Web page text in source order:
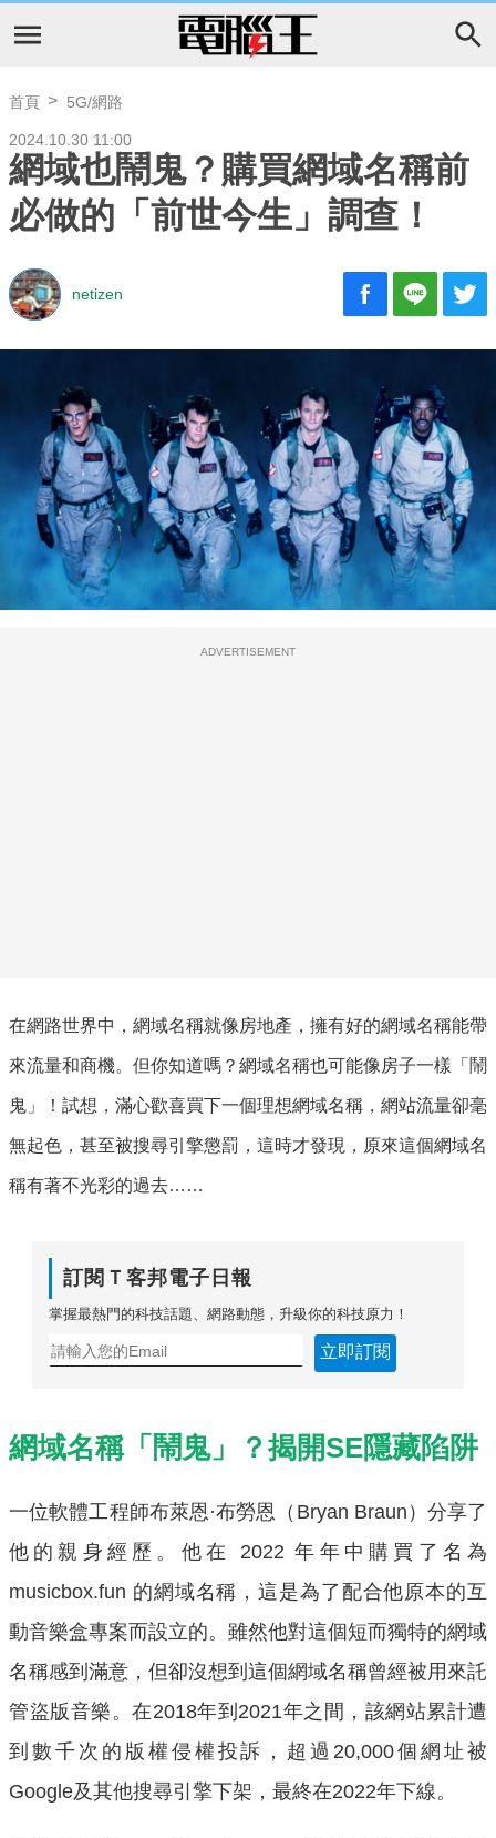
首頁 5G/網路
2024.10.30 11:00
網域也鬧鬼？購買網域名稱前
必做的「前世今生」調查！
netizen
ADVERTISEMENT
在網路世界中，網域名稱就像房地產，擁有好的網域名稱能帶
來流量和商機。但你知道嗎？網域名稱也可能像房子一樣「鬧
鬼」！試想，滿心歡喜買下一個理想網域名稱，網站流量卻毫
無起色，甚至被搜尋引擎懲罰，這時才發現，原來這個網域名
稱有著不光彩的過去……
訂閱Ｔ客邦電子日報
掌握最熱門的科技話題、網路動態，升級你的科技原力！
立即訂閱
網域名稱「鬧鬼」？揭開SE隱藏陷阱
一位軟體工程師布萊恩·布勞恩（Bryan Braun）分享了
他的親身經歷。他在 2022 年年中購買了名為
musicbox.fun 的網域名稱，這是為了配合他原本的互
動音樂盒專案而設立的。雖然他對這個短而獨特的網域
名稱感到滿意，但卻沒想到這個網域名稱曾經被用來託
管盜版音樂。在2018年到2021年之間，該網站累計遭
到數千次的版權侵權投訴，超過20,000個網址被
Google及其他搜尋引擎下架，最終在2022年下線。